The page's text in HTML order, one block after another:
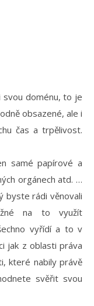
doménu, to je
obsazené, ale i
čas a trpělivost.
samé papírové a
orgánech atd. …
byste rádi věnovali
na to využít
vyřídí a to v
jak z oblasti práva
které nabily právě
svěřit svou